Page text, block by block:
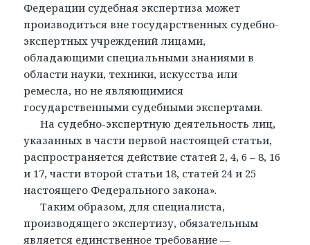
Федерации судебная экспертиза может
производиться вне государственных судебно-
экспертных учреждений лицами,
обладающими специальными знаниями в
области науки, техники, искусства или
ремесла, но не являющимися
государственными судебными экспертами.
На судебно-экспертную деятельность лиц,
указанных в части первой настоящей статьи,
распространяется действие статей 2, 4, 6 – 8, 16
и 17, части второй статьи 18, статей 24 и 25
настоящего Федерального закона».
Таким образом, для специалиста,
производящего экспертизу, обязательным
является единственное требование —